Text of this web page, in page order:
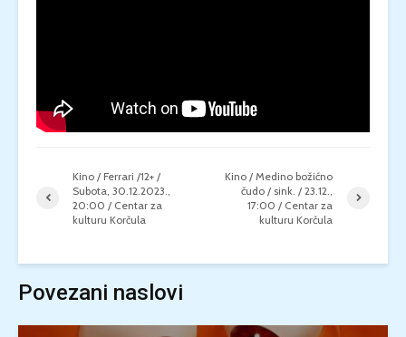
Kino / Ferrari /12+ /
Subota, 30.12.2023.,
20:00 / Centar za
kulturu Korčula
Kino / Medino božićno
čudo / sink. / 23.12.,
17:00 / Centar za
kulturu Korčula
Povezani naslovi